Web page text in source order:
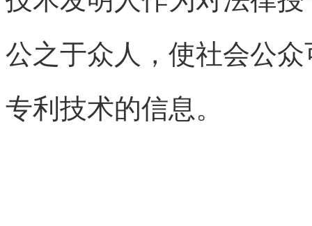
公之于众人，使社会公
专利技术的信息。